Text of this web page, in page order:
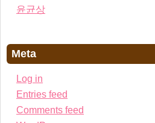
윤균상
Meta
Log in
Entries feed
Comments feed